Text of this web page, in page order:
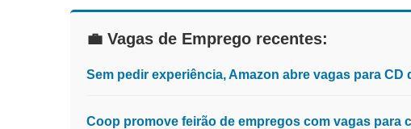
💼 Vagas de Emprego recentes:
Sem pedir experiência, Amazon abre vagas para CD
Coop promove feirão de empregos com vagas para